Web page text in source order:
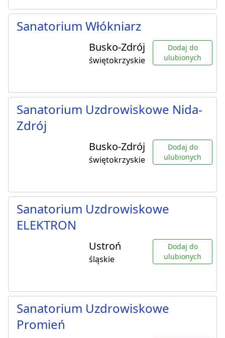
Sanatorium Włókniarz
Busko-Zdrój
świętokrzyskie
Dodaj do
ulubionych
Sanatorium Uzdrowiskowe Nida-
Zdrój
Busko-Zdrój
świętokrzyskie
Dodaj do
ulubionych
Sanatorium Uzdrowiskowe
ELEKTRON
Ustroń
śląskie
Dodaj do
ulubionych
Sanatorium Uzdrowiskowe
Promień